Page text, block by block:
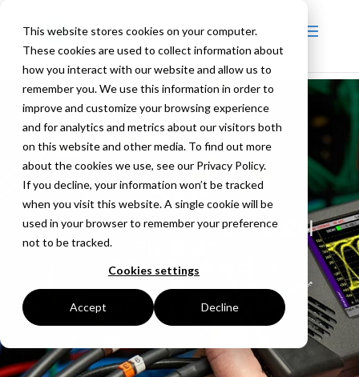
This website stores cookies on your computer.
These cookies are used to collect information about
how you interact with our website and allow us to
remember you. We use this information in order to
improve and customize your browsing experience
and for analytics and metrics about our visitors both
on this website and other media. To find out more
about the cookies we use, see our Privacy Policy.
If you decline, your information won’t be tracked
when you visit this website. A single cookie will be
used in your browser to remember your preference
not to be tracked.
Cookies settings
Accept Decline
SxE
휴대용 3G/HD/SD 생성, 분석 및 모니
고급 물리 계층 분석
브로셔 보기 라이브 데모